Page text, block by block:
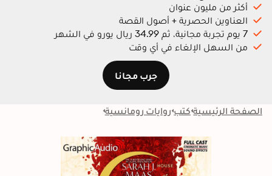
أكثر من مليون عنوان
العناوين الحصرية + أصول القصة
7 يوم تجربة مجانية، ثم 34.99 ريال يورو في الشهر
من السهل الإلغاء في أي وقت
جرب مجانا
الصفحة الرئيسية كتب روايات رومانسية